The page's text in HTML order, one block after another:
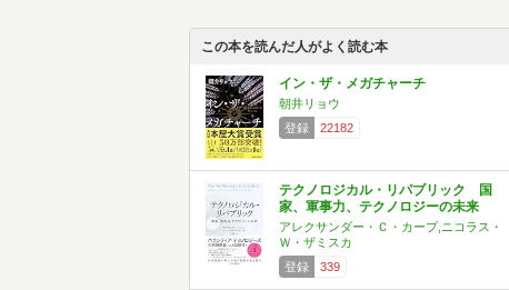
この本を読んだ人がよく読む本
イン・ザ・メガチャーチ
朝井リョウ
登録
22182
テクノロジカル・リパブリック 国
家、軍事力、テクノロジーの未来
アレクサンダー・Ｃ・カープ,ニコラス・
Ｗ・ザミスカ
登録
339